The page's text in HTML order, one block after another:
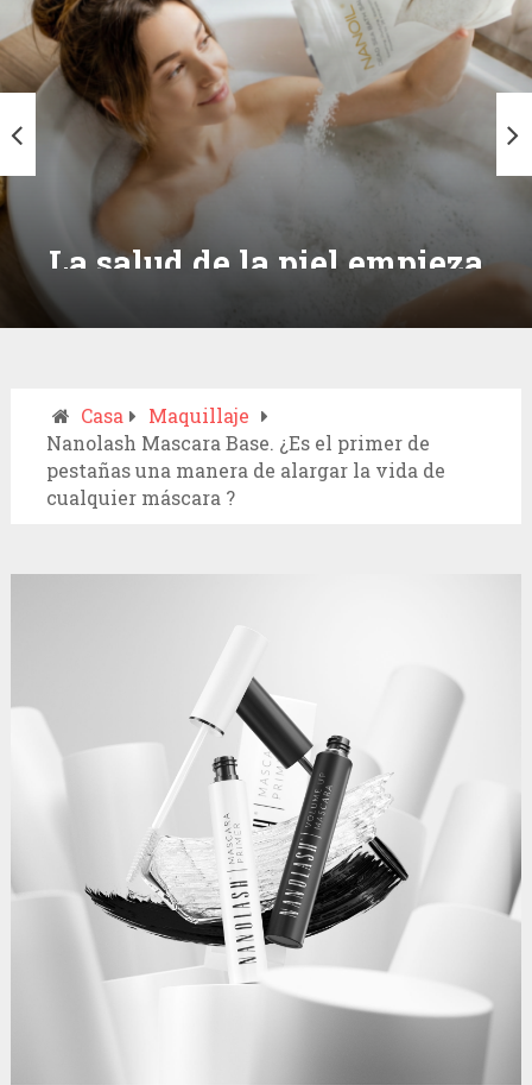
La salud de la piel empieza
con una simple elección:
mar Muerto de Nanoil
Casa
Maquillaje
Nanolash Mascara Base. ¿Es el primer de
pestañas una manera de alargar la vida de
cualquier máscara ?